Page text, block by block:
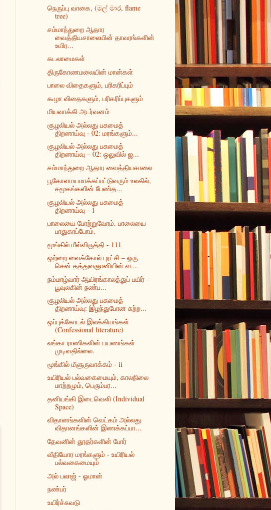
நெருப்பு வாகை, (මල් මාර, flame
tree)
சம்மாந்துறை ஆதார
வைத்தியசாலையின் தாவரங்களின்
உயிர...
கடலாமைகள்
திருகோணமலையின் மான்கள்
பாலை விதைகளும், பரிகரிப்பும்
கூழா விதைகளும், பரிகரிப்புகளும்
மியவாக்கி அடர்வனம்
சூழலியல் அல்லது பசுமைத்
திறனாய்வு - 02: மரங்களும்...
சூழலியல் அல்லது பசுமைத்
திறனாய்வு – 02: ஒலுவில் ஜ...
சம்மாந்துறை ஆதார வைத்தியசாலை
பூகோளமயமாக்கப்பட்டுவரும் உலகில்,
சமூகங்களின் பேண்த...
சூழலியல் அல்லது பசுமைத்
திறனாய்வு - 1
பாலையை போற்றுவோம். பாலையை
பாதுகாப்போம்.
மூங்கில் மீள்விருத்தி - 111
ஒற்றை வைக்கோல் புரட்சி – ஒரு
சென் தத்துவஞானியின் வ...
நம்மாழ்வார் ஆயிரங்காலத்துப் பயிர் -
பூவுலகின் நண்ப...
சூழலியல் அல்லது பசுமைத்
திறனாய்வு: இழந்துபோன சுற்ற...
ஒப்புக்கோடல் இலக்கியங்கள்
(Confessional literature)
லங்கா ராணிகளின் பயணங்கள்
முடிவதில்லை.
மூங்கில் மீளுருவாக்கம் - ii
உயிரியல் பல்வகைமையும், காலநிலை
மாற்றமும், பெரும்பர...
தனியங்கி இடைவெளி (Individual
Space)
விதானங்களின் வெட்கம் அல்லது
விதானங்களின் இணக்கப்பா...
தேவனின் தூதர்களின் போர்
வீதியோர மரங்களும் - உயிரியல்
பல்வகைமையும்
அல் பலாஜ் - ஓமான்
நண்பர்
உயிர்ச்சுவடு